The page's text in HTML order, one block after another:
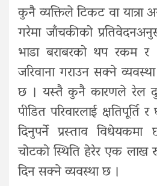
कुनै व्यक्तिले टिकट वा यात्रा
गरेमा जाँचकीको
भाडा बराबरको थप रकम र
जरिवाना गराउन सक्ने
छ । यस्तै कुनै कारणले रेल
पीडित परिवारलाई क्षतिपूर्ति
दिनुपर्ने प्रस्ताव
चोटको स्थिति हेरेर एक लाख
दिन सक्ने व्यवस्था छ ।